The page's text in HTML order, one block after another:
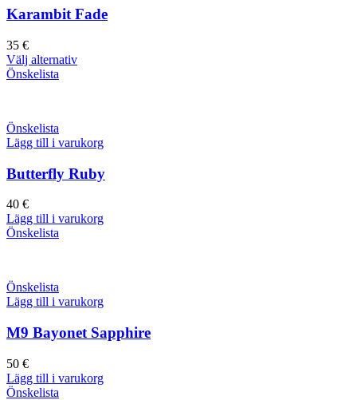
Karambit Fade
35 €
Välj alternativ
Önskelista
Önskelista
Lägg till i varukorg
Butterfly Ruby
40 €
Lägg till i varukorg
Önskelista
Önskelista
Lägg till i varukorg
M9 Bayonet Sapphire
50 €
Lägg till i varukorg
Önskelista